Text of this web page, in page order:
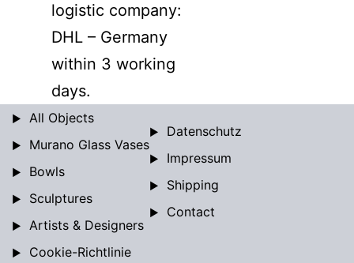
logistic company:
DHL – Germany
within 3 working
days.
All Objects
Murano Glass Vases
Bowls
Sculptures
Artists & Designers
Datenschutz
Impressum
Shipping
Contact
Cookie-Richtlinie